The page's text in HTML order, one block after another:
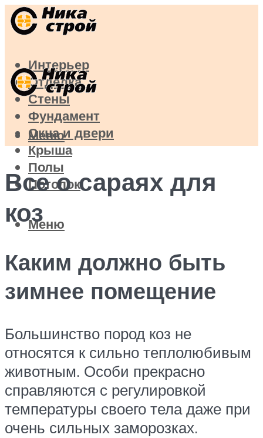
Интерьер
Отделка
Стены
Фундамент
Окна и двери
Крыша
Полы
Потолок
Меню
Меню
Все о сараях для
коз
Каким должно быть
зимнее помещение
Большинство пород коз не
относятся к сильно теплолюбивым
животным. Особи прекрасно
справляются с регулировкой
температуры своего тела даже при
очень сильных заморозках.